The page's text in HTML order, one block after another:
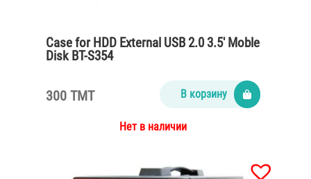
Case for HDD External USB 2.0 3.5′ Moble
Disk BT-S354
300 TMT В корзину
Нет в наличии